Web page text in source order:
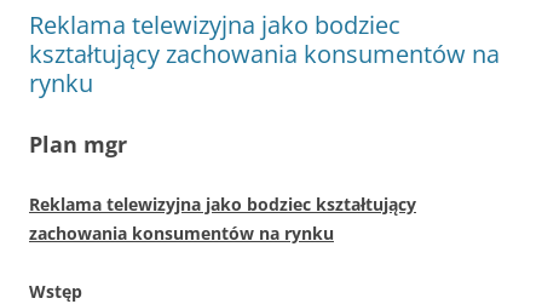
Reklama telewizyjna jako bodziec
kształtujący zachowania konsumentów na
rynku
Plan mgr
Reklama telewizyjna jako bodziec kształtujący
zachowania konsumentów na rynku
Wstęp